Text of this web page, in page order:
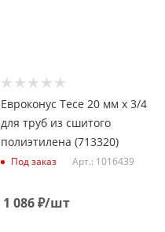
Евроконус Tece 20 мм х 3/4
для труб из сшитого
полиэтилена (713320)
Под заказ Арт.: 1016439
1 086₽/шт